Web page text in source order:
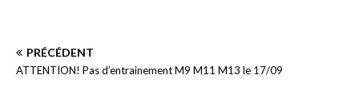
PRÉCÉDENT
ATTENTION! Pas d’entrainement M9 M11 M13 le 17/09